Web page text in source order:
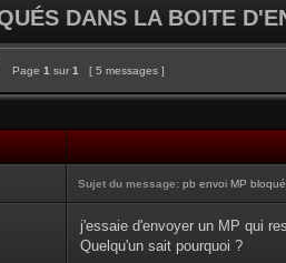
DANS LA BOITE
Page 1 sur 1 [ 5 messages ]
Sujet du message: pb envoi MP
j'essaie d'envoyer un MP qui
Quelqu'un sait pourquoi ?